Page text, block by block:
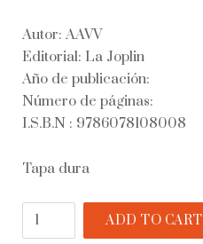
Autor: AAVV
Editorial: La Joplin
Año de publicación:
Número de páginas:
I.S.B.N : 9786078108008
Tapa dura
Refranes
ADD TO CART